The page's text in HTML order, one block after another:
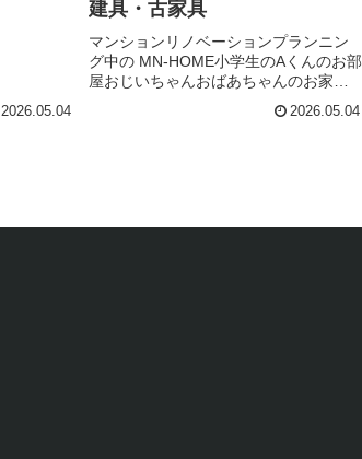
2026.05.04
建具・古家具
マンションリノベーションプランニン
グ中の MN-HOME小学生のAくんのお部
屋おじいちゃんおばあちゃんのお家に
あるような ガラガラ引戸が好きなA君
♪気に入った古建具が見つかりました♪
2026.05.04